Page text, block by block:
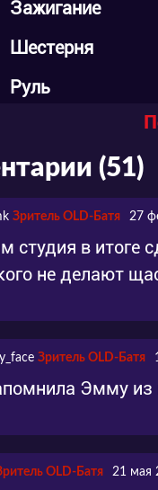
Зажигание
Шестерня
Руль
Дифференциал
Радиатор
Привадной вал
Турбина
Турбокомпрессор
тормозная
(51)
Зритель OLD-Батя 27
студия в итоге
не делают
Зритель OLD-Батя
Эмму из
OLD-Батя 21 мая